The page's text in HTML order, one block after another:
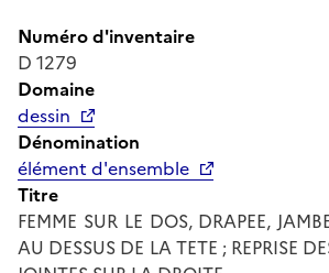
Numéro d'inventaire
D 1279
Domaine
dessin
Dénomination
élément d'ensemble
Titre
FEMME SUR LE DOS, DRAPEE,
AU DESSUS DE LA TETE ; REPRISE